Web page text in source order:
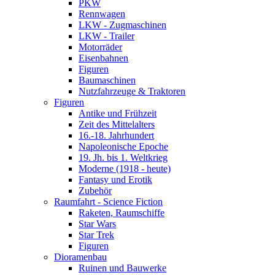
PKW
Rennwagen
LKW - Zugmaschinen
LKW - Trailer
Motorräder
Eisenbahnen
Figuren
Baumaschinen
Nutzfahrzeuge & Traktoren
Figuren
Antike und Frühzeit
Zeit des Mittelalters
16.-18. Jahrhundert
Napoleonische Epoche
19. Jh. bis 1. Weltkrieg
Moderne (1918 - heute)
Fantasy und Erotik
Zubehör
Raumfahrt - Science Fiction
Raketen, Raumschiffe
Star Wars
Star Trek
Figuren
Dioramenbau
Ruinen und Bauwerke